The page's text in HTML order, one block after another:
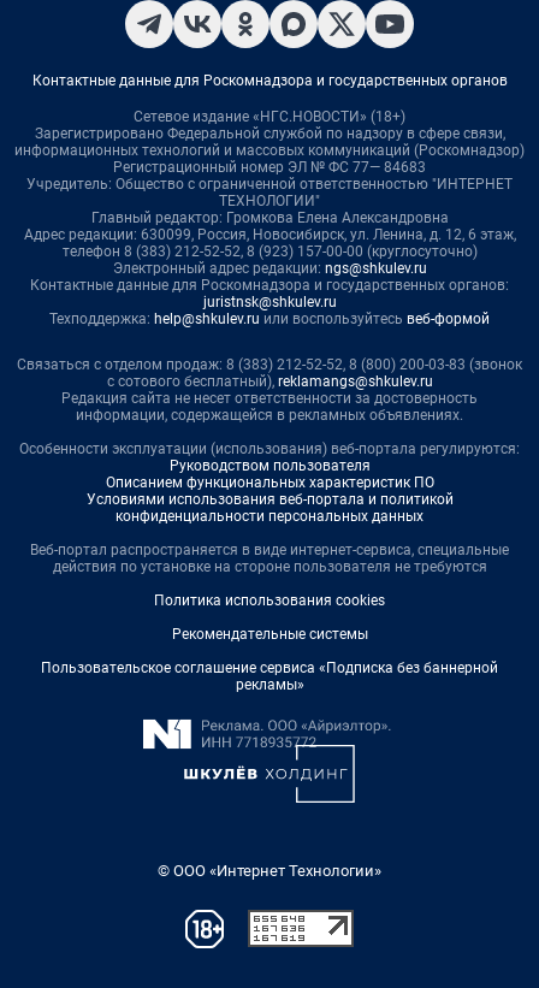
Контактные данные для Роскомнадзора и государственных органов
Сетевое издание «НГС.НОВОСТИ» (18+)
Зарегистрировано Федеральной службой по надзору в сфере связи,
информационных технологий и массовых коммуникаций (Роскомнадзор)
Регистрационный номер ЭЛ № ФС 77— 84683
Учредитель: Общество с ограниченной ответственностью "ИНТЕРНЕТ
ТЕХНОЛОГИИ"
Главный редактор: Громкова Елена Александровна
Адрес редакции: 630099, Россия, Новосибирск, ул. Ленина, д. 12, 6 этаж,
телефон 8 (383) 212-52-52, 8 (923) 157-00-00 (круглосуточно)
Электронный адрес редакции: ngs@shkulev.ru
Контактные данные для Роскомнадзора и государственных органов:
juristnsk@shkulev.ru
Техподдержка: help@shkulev.ru или воспользуйтесь веб-формой
Связаться с отделом продаж: 8 (383) 212-52-52, 8 (800) 200-03-83 (звонок
с сотового бесплатный), reklamangs@shkulev.ru
Редакция сайта не несет ответственности за достоверность
информации, содержащейся в рекламных объявлениях.
Особенности эксплуатации (использования) веб-портала регулируются:
Руководством пользователя
Описанием функциональных характеристик ПО
Условиями использования веб-портала и политикой
конфиденциальности персональных данных
Веб-портал распространяется в виде интернет-сервиса, специальные
действия по установке на стороне пользователя не требуются
Политика использования cookies
Рекомендательные системы
Пользовательское соглашение сервиса «Подписка без баннерной
рекламы»
© ООО «Интернет Технологии»